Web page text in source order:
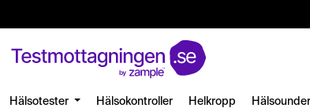
Hälsotester Hälsokontroller Helkropp